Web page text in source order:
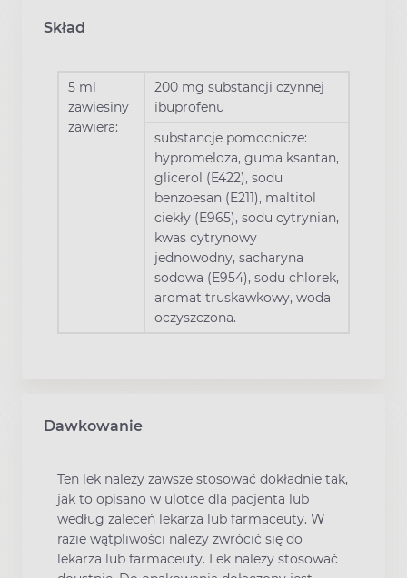
Skład
5 ml
zawiesiny
zawiera:
200 mg substancji czynnej
ibuprofenu
substancje pomocnicze:
hypromeloza, guma ksantan,
glicerol (E422), sodu
benzoesan (E211), maltitol
ciekły (E965), sodu cytrynian,
kwas cytrynowy
jednowodny, sacharyna
sodowa (E954), sodu chlorek,
aromat truskawkowy, woda
oczyszczona.
Dawkowanie
Ten lek należy zawsze stosować dokładnie tak,
jak to opisano w ulotce dla pacjenta lub
według zaleceń lekarza lub farmaceuty. W
razie wątpliwości należy zwrócić się do
lekarza lub farmaceuty. Lek należy stosować